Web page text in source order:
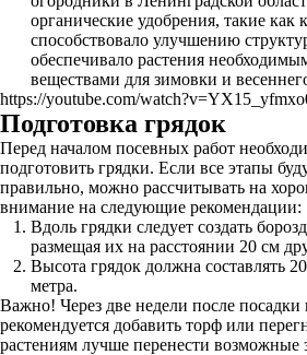
органические удобрения, такие как
способствовало улучшению
обеспечивало растения
веществами для зимовки и
https://youtube.com/
Подготовка грядок
Перед началом посевных работ
подготовить грядки. Если все этапы
правильно, можно рассчитывать на
внимание на следующие рекомендации:
Вдоль грядки следует создать
размещая их на расстоянии 20 см
Высота грядок должна составлять
метра.
Важно! Через две недели после посадки
рекомендуется добавить торф или
растениям лучше перенести возможные